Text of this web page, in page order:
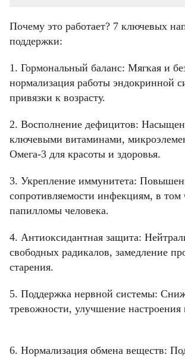
Почему это работает? 7 ключевых
поддержки:
1. Гормональный баланс: Мягкая и
нормализация работы эндокринной
привязки к возрасту.
2. Восполнение дефицитов:
ключевыми витаминами,
Омега-3 для красоты и здоровья.
3. Укрепление иммунитета:
сопротивляемости инфекциям, в том
папилломы человека.
4. Антиоксидантная защита:
свободных радикалов, замедление
старения.
5. Поддержка нервной системы:
тревожности, улучшение настроения
6. Нормализация обмена веществ: